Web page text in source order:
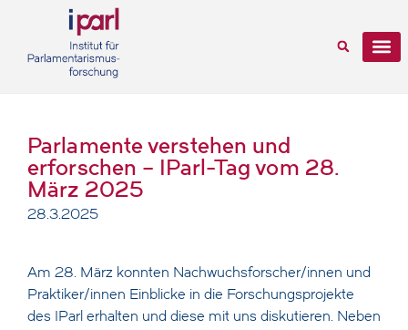
Parlamente verstehen und
erforschen – IParl-Tag vom 28.
März 2025
28.3.2025
Am 28. März konnten Nachwuchsforscher/innen und
Praktiker/innen Einblicke in die Forschungsprojekte
des IParl erhalten und diese mit uns diskutieren. Neben